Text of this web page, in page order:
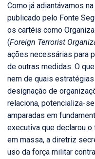
Como já adiantávamos
publicado pelo Fonte
os cartéis como
(Foreign Terrorist
ações necessárias para
de outras medidas. O
nem de quais
designação de
relaciona, potencializa-
amparadas em
executiva que declarou
em massa, a diretriz
uso da força militar